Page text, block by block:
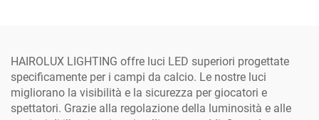
HAIROLUX LIGHTING offre luci LED superiori progettate
specificamente per i campi da calcio. Le nostre luci
migliorano la visibilità e la sicurezza per giocatori e
spettatori. Grazie alla regolazione della luminosità e alle